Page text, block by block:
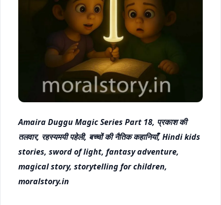
Amaira Duggu Magic Series Part 18, प्रकाश की
तलवार, रहस्यमयी पहेली, बच्चों की नैतिक कहानियाँ, Hindi kids
stories, sword of light, fantasy adventure,
magical story, storytelling for children,
moralstory.in